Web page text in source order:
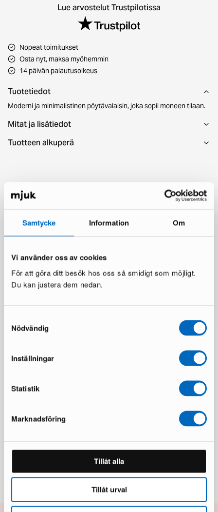
Samtycke Information Om
Vi använder oss av cookies
För att göra ditt besök hos oss så smidigt som möjligt.
Du kan justera dem nedan.
Nödvändig
Inställningar
Statistik
Marknadsföring
Tillåt alla
Tillåt urval
Lue arvostelut Trustpilotissa
Nopeat toimitukset
Osta nyt, maksa myöhemmin
14 päivän palautusoikeus
Tuotetiedot
Moderni ja minimalistinen pöytävalaisin, joka sopii moneen tilaan.
Mitat ja lisätiedot
Tuotteen alkuperä
Katso myös
50 000+ myytyä huonekalua
Lue arvostelut Trustpilotissa